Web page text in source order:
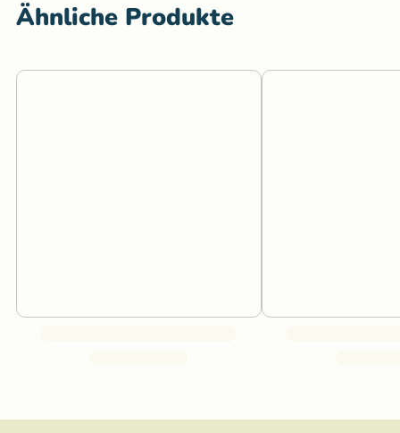
Ähnliche Produkte